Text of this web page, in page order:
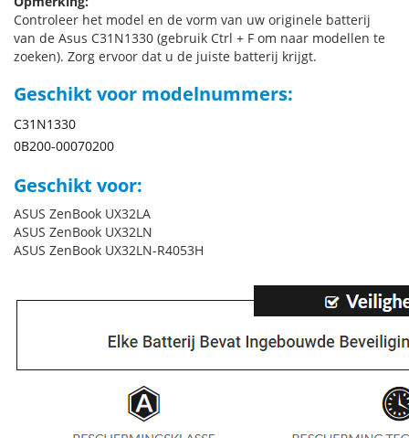
Controleer het model en de vorm van uw originele batterij
van de Asus C31N1330 (gebruik Ctrl + F om naar modellen te
zoeken). Zorg ervoor dat u de juiste batterij krijgt.
Geschikt voor modelnummers:
C31N1330
0B200-00070200
Geschikt voor:
ASUS ZenBook UX32LA
ASUS ZenBook UX32LN
ASUS ZenBook UX32LN-R4053H